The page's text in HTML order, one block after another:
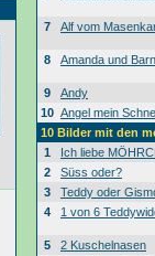
7 Alf vom
8 Amanda und
9
Andy
10 Angel mein
10 Bilder mit den
1
Ich liebe
2
Süss oder?
3
Teddy oder
4
1 von 6
5
2 Kuschelnasen